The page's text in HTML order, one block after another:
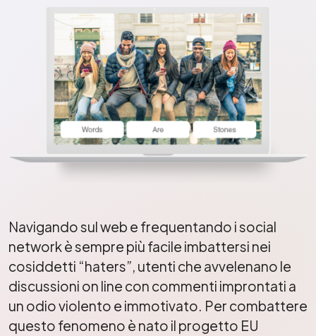
Navigando sul web e frequentando i social
network è sempre più facile imbattersi nei
cosiddetti “haters”, utenti che avvelenano le
discussioni on line con commenti improntati a
un odio violento e immotivato. Per combattere
questo fenomeno è nato il progetto EU